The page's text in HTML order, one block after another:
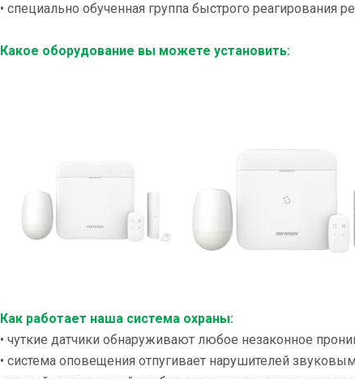
• специально обученная группа быстрого реагирования
Какое оборудование вы можете установить:
Как работает наша система охраны:
• чуткие датчики обнаруживают любое незаконное
• система оповещения отпугивает нарушителей